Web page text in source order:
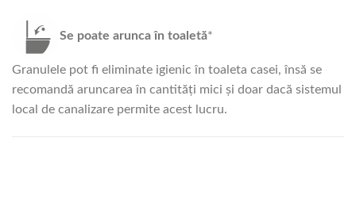
Se poate arunca în toaletă*
Granulele pot fi eliminate igienic în toaleta casei, însă se
recomandă aruncarea în cantități mici și doar dacă sistemul
local de canalizare permite acest lucru.